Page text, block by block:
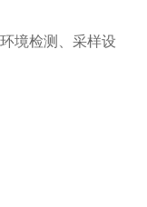
境检测、采样设